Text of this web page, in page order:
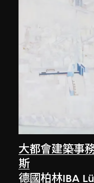
大都會建築事
斯
德國柏林IBA